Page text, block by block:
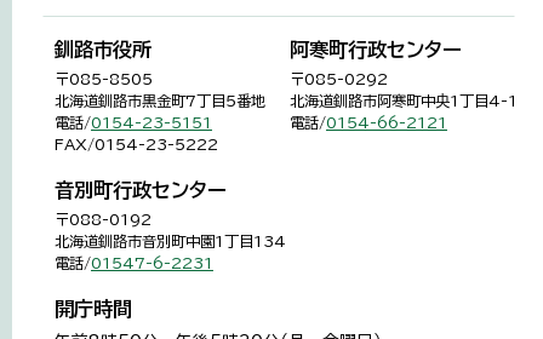
釧路市役所
〒085-8505
北海道釧路市黒金町7丁目5番地
電話/0154-23-5151
FAX/0154-23-5222
阿寒町行政センター
〒085-0292
北海道釧路市阿寒町中央1丁目4-1
電話/0154-66-2121
音別町行政センター
〒088-0192
北海道釧路市音別町中園1丁目134
電話/01547-6-2231
開庁時間